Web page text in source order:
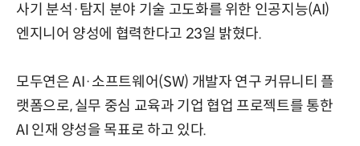
사기 분석·탐지 분야 기술 고도화를 위한 인공지능(AI)
엔지니어 양성에 협력한다고 23일 밝혔다.
모두연은 AI·소프트웨어(SW) 개발자 연구 커뮤니티 플
랫폼으로, 실무 중심 교육과 기업 협업 프로젝트를 통한
AI 인재 양성을 목표로 하고 있다.